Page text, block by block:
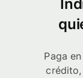
Paga
crédito,